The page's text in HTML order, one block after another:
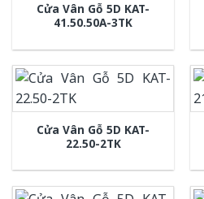
Cửa Vân Gỗ 5D KAT-
41.50.50A-3TK
Cửa Vân Gỗ 5D KAT-
22.50-2TK